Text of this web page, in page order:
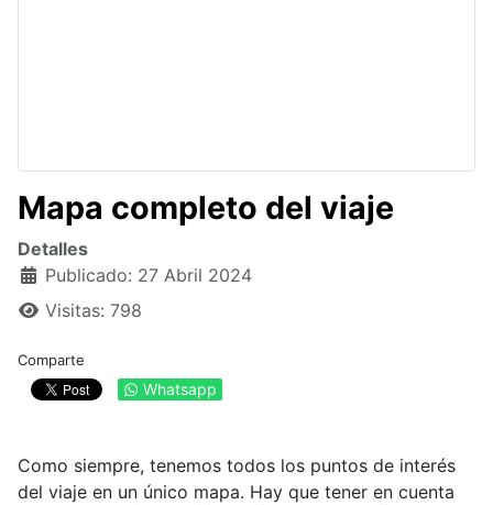
Mapa completo del viaje
Detalles
Publicado: 27 Abril 2024
Visitas: 798
Comparte
Whatsapp
Como siempre, tenemos todos los puntos de interés
del viaje en un único mapa. Hay que tener en cuenta